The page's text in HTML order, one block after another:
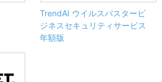
TrendAI ウイルスバスタービ
ジネスセキュリティサービス
年額版